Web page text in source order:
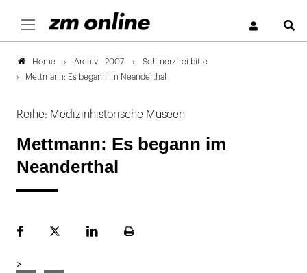
Home Archiv - 2007
Schmerzfrei bitte
Mettmann: Es begann im Neanderthal
Reihe: Medizinhistorische Museen
Mettmann: Es begann im
Neanderthal
FacebookPlattformLinekdInSeite
>